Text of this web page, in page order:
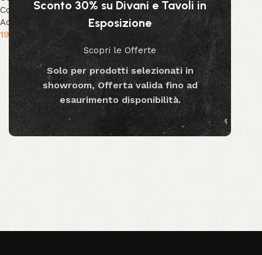
Sconto 30% su Divani e Tavoli in
Esposizione
Scopri le Offerte
Solo per prodotti selezionati in
showroom, Offerta valida fino ad
esaurimento disponibilità.
Collezione Decor ,Decor &
Accessori
19.90
Aggiungi al carrello